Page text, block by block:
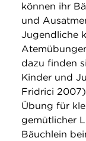
können ihr
und
Jugendliche
dazu finden
Kinder und
Fridrici
Übung für
gemütlicher
Bäuchlein